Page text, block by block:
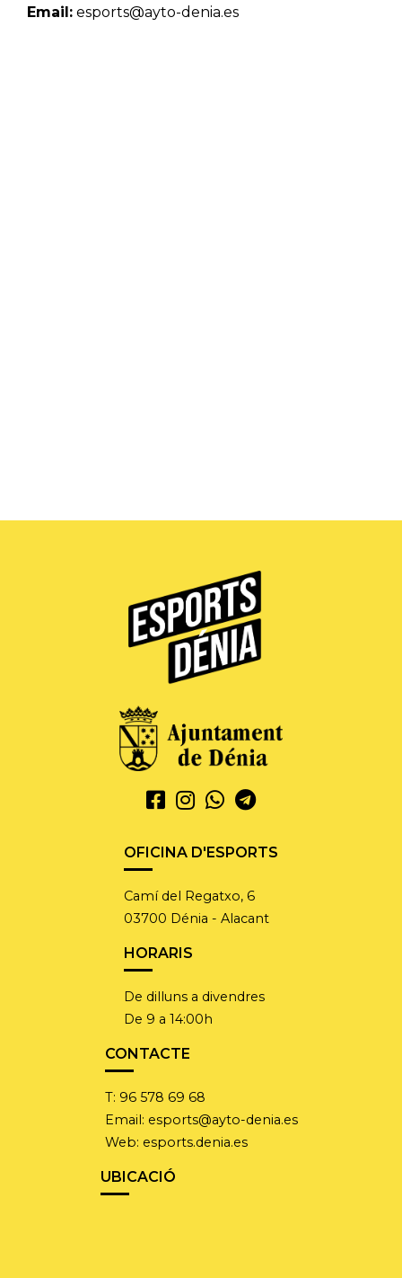
Email: esports@ayto-denia.es
OFICINA D'ESPORTS
Camí del Regatxo, 6
03700 Dénia - Alacant
HORARIS
De dilluns a divendres
De 9 a 14:00h
CONTACTE
T: 96 578 69 68
Email: esports@ayto-denia.es
Web: esports.denia.es
UBICACIÓ